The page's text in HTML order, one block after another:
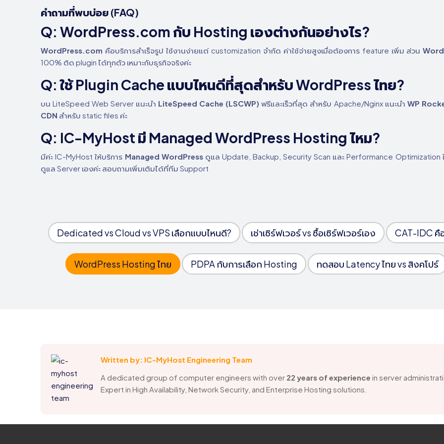
คำถามที่พบบ่อย (FAQ)
Q: WordPress.com กับ Hosting เองต่างกันอย่างไร?
WordPress.com คือบริการสำเร็จรูป ใช้งานง่ายแต่ customization จำกัด ค่าใช้จ่ายสูงเมื่อต้องการ feature เพิ่ม ส่วน
100% ติด plugin ได้ทุกตัว เหมาะกับธุรกิจจริงค่ะ
Q: ใช้ Plugin Cache แบบไหนดีที่สุดสำหรับ WordPress ไทย?
บน LiteSpeed Web Server แนะนำ LiteSpeed Cache (LSCWP) ฟรีและเร็วที่สุด สำหรับ Apache/Nginx แนะนำ WP
CDN สำหรับ static files ค่ะ
Q: IC-MyHost มี Managed WordPress Hosting ไหม?
มีค่ะ IC-MyHost ให้บริการ Managed WordPressดูแล Update, Backup, Security Scan และ Performance Optimization
ดูแล Server เองค่ะ สอบถามเพิ่มเติมได้ที่ทีม Support
Dedicated vs Cloud vs VPS เลือกแบบไหนดี? เช่าเซิร์ฟเวอร์ vs ซื้อเซิร์ฟเวอร์เอง CAT-IDC คื
WordPress Hosting ไทย PDPA กับการเลือก Hosting ทดสอบ Latency ไทย vs สิงคโปร์
Written by: IC-MyHost Engineering Team
A dedicated group of computer engineers with over 22 years of experience in server
Expert in High Availability, Network Security, and Enterprise Hosting solutions.